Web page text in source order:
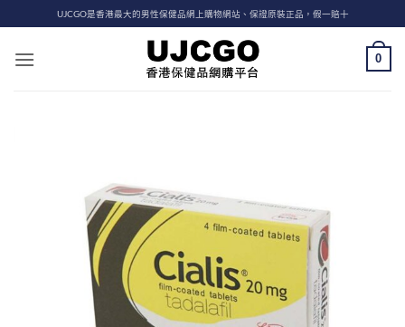
to
content
UJCGO是香港最大的男性保健品網上購物網站、保證原裝正品，假一賠十
0